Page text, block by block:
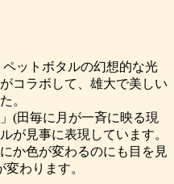
ットボタルの幻想的な光
コラボして、雄大で美しい
。
(田毎に月が一斉に映る現
が見事に表現しています。
か色が変わるのにも目を見
わります。